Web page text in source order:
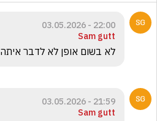
22:00 - 03.05.2026
Sam gutt
לא בשום אופן לא לדבר איתה
21:59 - 03.05.2026
Sam gutt